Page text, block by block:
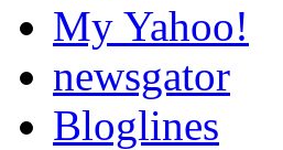
My Yahoo!
newsgator
Bloglines